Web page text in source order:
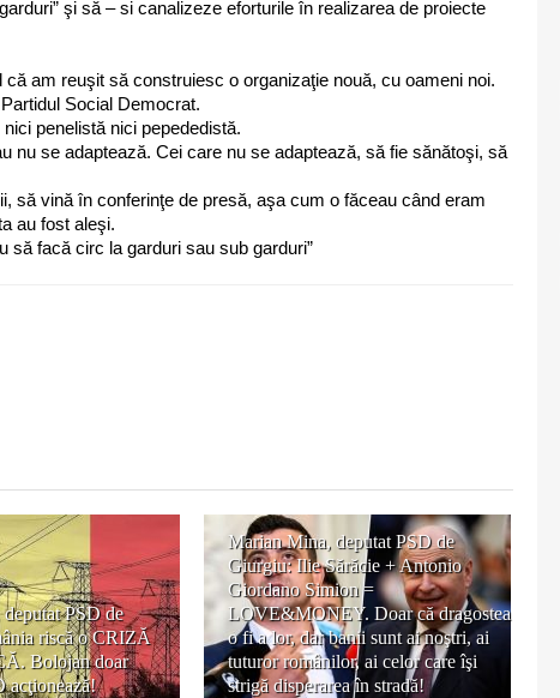
şi să – si canalizeze eforturile în realizarea de proiecte
am reuşit să construiesc o organizaţie nouă, cu oameni noi.
Social Democrat.
penelistă nici pepededistă.
nu se adaptează. Cei care nu se adaptează, să fie sănătoşi, să
să vină în conferinţe de presă, aşa cum o făceau când eram
au fost aleşi.
să facă circ la garduri sau sub garduri”
PSD de
riscă o CRIZĂ
Bolojan doar
acţionează!
Marian Mina, deputat PSD de
Giurgiu: Ilie Sărăcie + Antonio
Giordano Simion =
LOVE&MONEY. Doar că dragostea
o fi a lor, dar banii sunt ai noştri, ai
tuturor românilor, ai celor care îşi
strigă disperarea în stradă!